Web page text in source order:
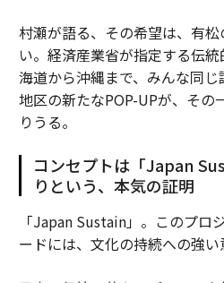
村瀬が語る、その希望は、有
い。経済産業省が指定する伝
海道から沖縄まで、みんな同
地区の新たなPOP-UPが、その
りうる。
コンセプトは「Japan
りという、本気の証明
「Japan Sustain」。このプロ
ードには、文化の持続への強い